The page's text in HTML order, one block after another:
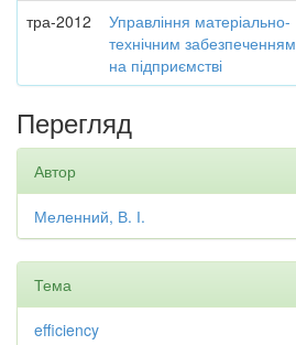
тра-2012
Управління матеріально-
технічним забезпеченням
на підприємстві
Перегляд
Автор
Меленний, В. І.
Тема
efficiency